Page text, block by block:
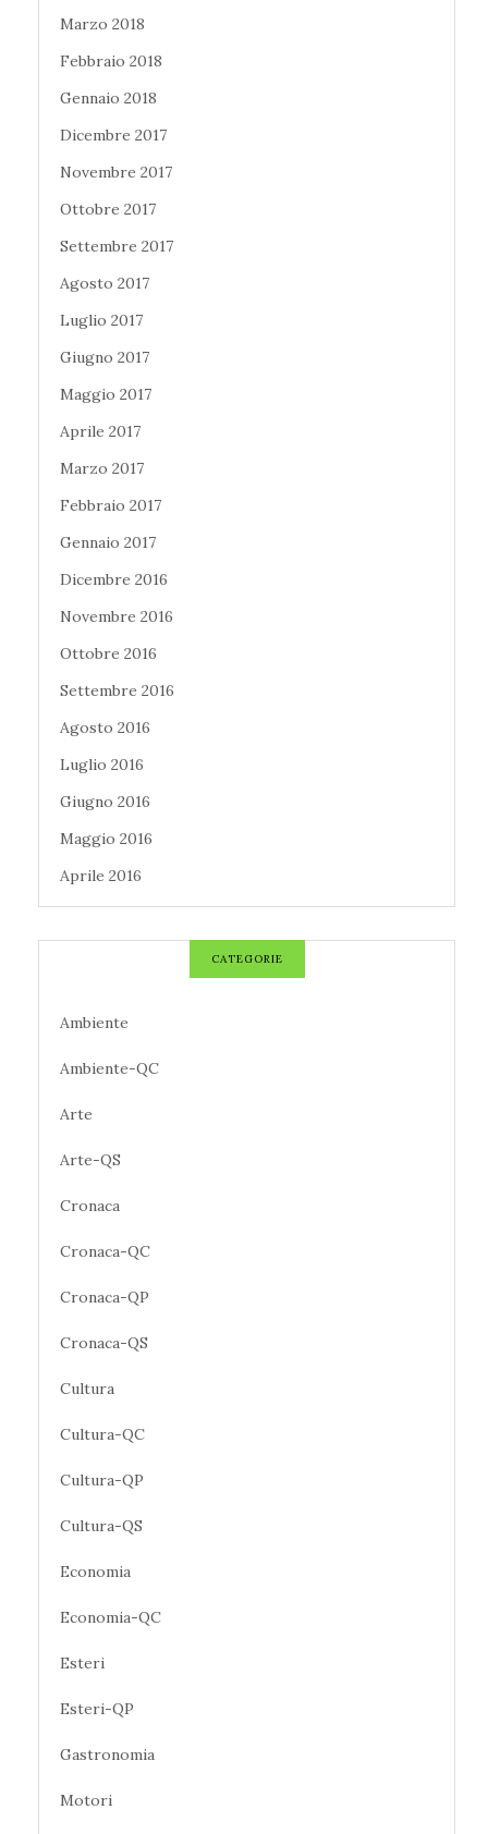
Marzo 2018
Febbraio 2018
Gennaio 2018
Dicembre 2017
Novembre 2017
Ottobre 2017
Settembre 2017
Agosto 2017
Luglio 2017
Giugno 2017
Maggio 2017
Aprile 2017
Marzo 2017
Febbraio 2017
Gennaio 2017
Dicembre 2016
Novembre 2016
Ottobre 2016
Settembre 2016
Agosto 2016
Luglio 2016
Giugno 2016
Maggio 2016
Aprile 2016
CATEGORIE
Ambiente
Ambiente-QC
Arte
Arte-QS
Cronaca
Cronaca-QC
Cronaca-QP
Cronaca-QS
Cultura
Cultura-QC
Cultura-QP
Cultura-QS
Economia
Economia-QC
Esteri
Esteri-QP
Gastronomia
Motori